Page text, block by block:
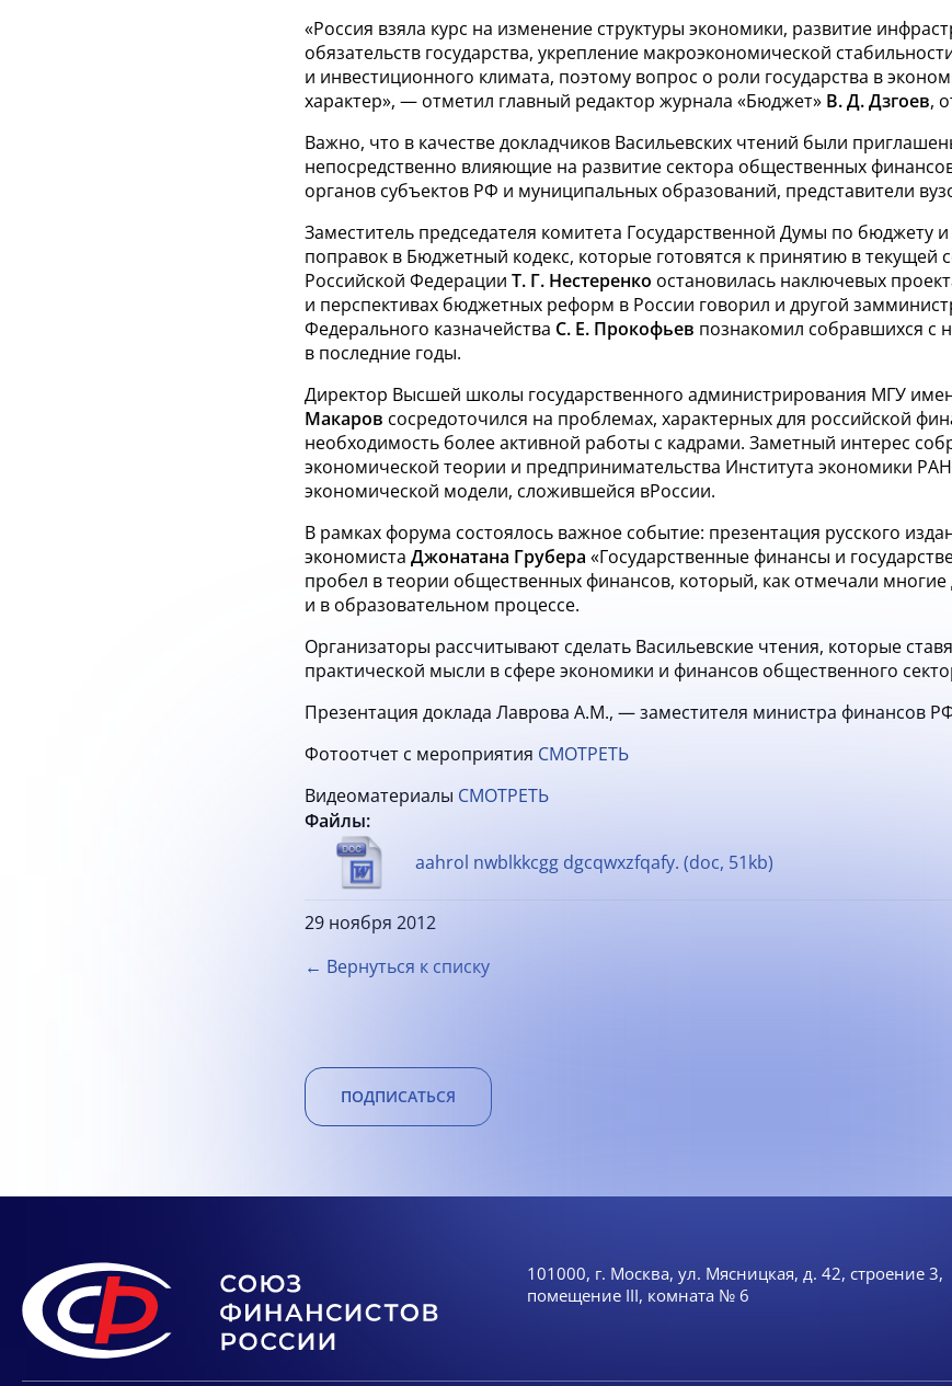
«Россия взяла курс на изменение структуры экономики, развитие
обязательств государства, укрепление макроэкономической
и инвестиционного климата, поэтому вопрос о роли государства в
характер», — отметил главный редактор журнала «Бюджет» В.Д.Дзгоев,
Важно, что в качестве докладчиков Васильевских чтений были
непосредственно влияющие на развитие сектора общественных
органов субъектов РФ и муниципальных образований, представители
Заместитель председателя комитета Государственной Думы по бюджету и
поправок в Бюджетный кодекс, которые готовятся к принятию втекущей
Российской Федерации Т. Г. Нестеренко остановилась наключевых
и перспективах бюджетных реформ в России говорил и другой
Федерального казначейства С. Е. Прокофьев познакомил собравшихся с
в последние годы.
Директор Высшей школы государственного администрирования МГУ
Макаров сосредоточился на проблемах, характерных для российской
необходимость более активной работы с кадрами. Заметный интерес
экономической теории и предпринимательства Института экономики РАН
экономической модели, сложившейся вРоссии.
В рамках форума состоялось важное событие: презентация русского
экономиста Джонатана Грубера «Государственные финансы и
пробел втеории общественных финансов, который, как отмечали многие
и в образовательном процессе.
Организаторы рассчитывают сделать Васильевские чтения, которые
практической мысли в сфере экономики и финансов общественного
Презентация доклада Лаврова А.М., — заместителя министра финансов
Фотоотчет с мероприятия СМОТРЕТЬ
Видеоматериалы СМОТРЕТЬ
Файлы:
aahrol nwblkkcgg dgcqwxzfqafy. (doc, 51kb)
29 ноября 2012
← Вернуться к списку
ПОДПИСАТЬСЯ
101000, г. Москва, ул. Мясницкая, д. 42, строение 3,
помещение III, комната № 6